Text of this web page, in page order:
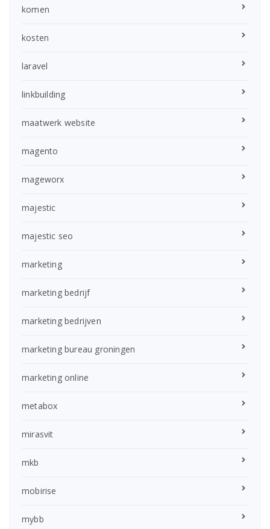
komen
kosten
laravel
linkbuilding
maatwerk website
magento
mageworx
majestic
majestic seo
marketing
marketing bedrijf
marketing bedrijven
marketing bureau groningen
marketing online
metabox
mirasvit
mkb
mobirise
mybb